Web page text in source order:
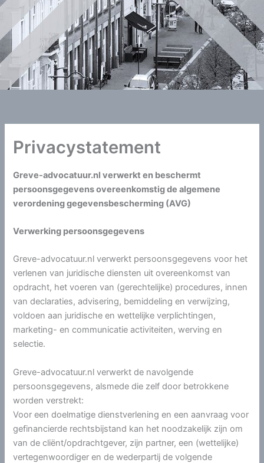
Privacystatement
Greve-advocatuur.nl verwerkt en beschermt
persoonsgegevens overeenkomstig de algemene
verordening gegevensbescherming (AVG)
Verwerking persoonsgegevens
Greve-advocatuur.nl verwerkt persoonsgegevens voor het
verlenen van juridische diensten uit overeenkomst van
opdracht, het voeren van (gerechtelijke) procedures, innen
van declaraties, advisering, bemiddeling en verwijzing,
voldoen aan juridische en wettelijke verplichtingen,
marketing- en communicatie activiteiten, werving en
selectie.
Greve-advocatuur.nl verwerkt de navolgende
persoonsgegevens, alsmede die zelf door betrokkene
worden verstrekt:
Voor een doelmatige dienstverlening en een aanvraag voor
gefinancierde rechtsbijstand kan het noodzakelijk zijn om
van de cliënt/opdrachtgever, zijn partner, een (wettelijke)
vertegenwoordiger en de wederpartij de volgende